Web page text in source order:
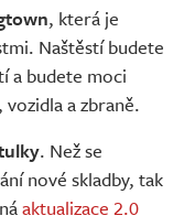
, která je
Naštěstí budete
a budete moci
a zbraně.
. Než se
nové skladby, tak
aktualizace 2.0